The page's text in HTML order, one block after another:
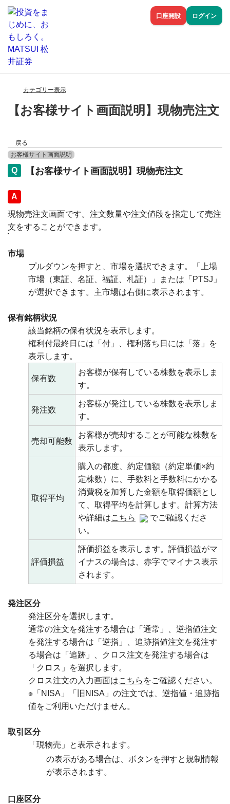
口座開設 ログイン
カテゴリー表示
【お客様サイト画面説明】現物売注文
戻る
お客様サイト画面説明
【お客様サイト画面説明】現物売注文
回答
現物売注文画面です。注文数量や注文値段を指定して売注
文をすることができます。
市場
プルダウンを押すと、市場を選択できます。「上場
市場（東証、名証、福証、札証）」または「PTSJ」
が選択できます。主市場は右側に表示されます。
保有銘柄状況
該当銘柄の保有状況を表示します。
権利付最終日には「付」、権利落ち日には「落」を
表示します。
保有数
お客様が保有している株数を表示しま
す。
発注数
お客様が発注している株数を表示しま
す。
売却可能数
お客様が売却することが可能な株数を
表示します。
取得平均
購入の都度、約定価額（約定単価×約
定株数）に、手数料と手数料にかかる
消費税を加算した金額を取得価額とし
て、取得平均を計算します。計算方法
や詳細はこちら
でご確認くださ
い。
評価損益
評価損益を表示します。評価損益がマ
イナスの場合は、赤字でマイナス表示
されます。
発注区分
発注区分を選択します。
通常の注文を発注する場合は「通常」、逆指値注文
を発注する場合は「逆指」、追跡指値注文を発注す
る場合は「追跡」、クロス注文を発注する場合は
「クロス」を選択します。
クロス注文の入力画面はこちら をご確認ください。
※「NISA」「旧NISA」の注文では、逆指値・追跡指
値をご利用いただけません。
取引区分
「現物売」と表示されます。
の表示がある場合は、ボタンを押すと規制情報
が表示されます。
口座区分